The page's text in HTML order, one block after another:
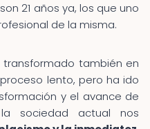
21 años ya, los que uno
de la misma.
transformado también en
lento, pero ha ido
y el avance de
sociedad actual nos